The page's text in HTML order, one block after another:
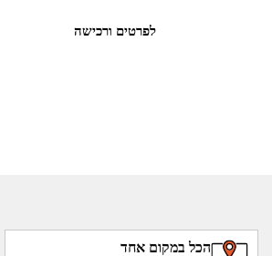
לפרטים ורכישה
הכל במקום אחד